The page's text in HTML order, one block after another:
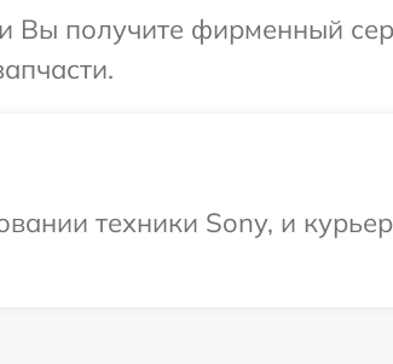
Вы получите фирменный
техники Sony, и